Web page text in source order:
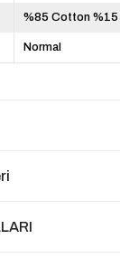
%85 Cotton
Normal